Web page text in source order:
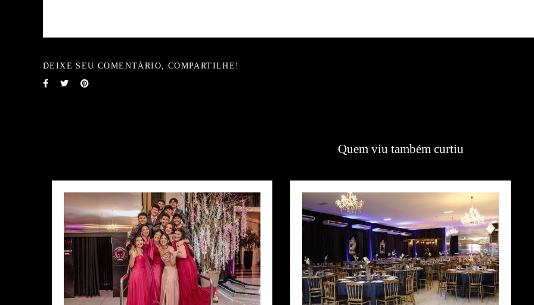
DEIXE SEU COMENTÁRIO, COMPARTILHE!
Quem viu também curtiu